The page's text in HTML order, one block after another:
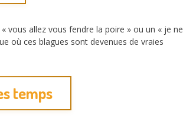
vous allez vous fendre la poire » ou un « je ne
où ces blagues sont devenues de vraies
temps